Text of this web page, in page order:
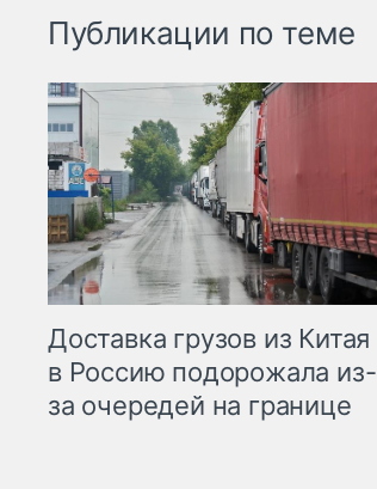
Публикации по теме
Доставка грузов из Китая
в Россию подорожала из-
за очередей на границе